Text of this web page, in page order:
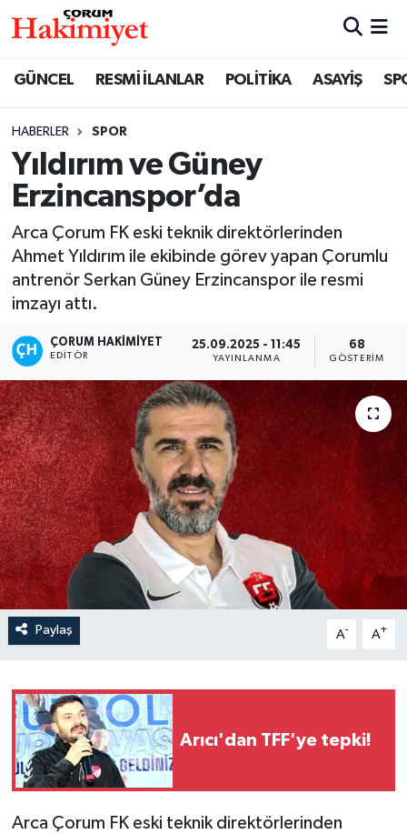
GÜNCEL RESMİ İLANLAR POLİTİKA ASAYİŞ
HABERLER SPOR
Yıldırım ve Güney
Erzincanspor’da
Arca Çorum FK eski teknik direktörlerinden
Ahmet Yıldırım ile ekibinde görev yapan Çorumlu
antrenör Serkan Güney Erzincanspor ile resmi
imzayı attı.
ÇORUM HAKIMIYET
EDITÖR
25.09.2025 - 11:45
YAYINLANMA
68
GÖSTERIM
Paylaş A- A+
Arıcı'dan TFF'ye tepki!
Arca Çorum FK eski teknik direktörlerinden
SAĞLIK
ASAYİŞ
EKONOMİ
GÜNCEL
AKTÜEL
EĞİTİM
İLÇELER
OTOPARK
TEKNOLOJİ
Nöbetçi Eczaneler
Çorum Namaz Vakitleri
Trafik Durumu
Süper Lig Puan Durumu ve Fikstür
Tüm Manşetler
Son Dakika Haberleri
Haber Arşivi